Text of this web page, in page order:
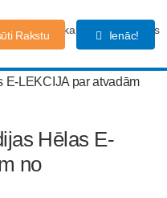
Grūtniecības kalendārs Forums
Rakstu Ienāc!
Hēlas E-
no